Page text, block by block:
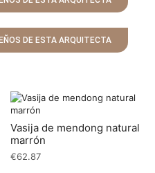
DE ESTA ARQUITECTA
Vasija de mendong natural
marrón
€62.87